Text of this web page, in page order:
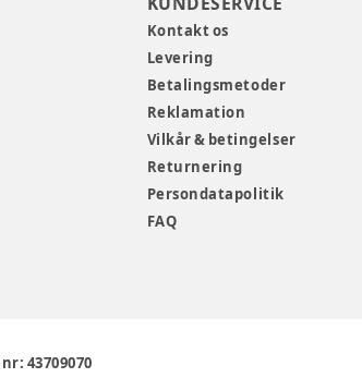
Kontakt os
Levering
Betalingsmetoder
Reklamation
Vilkår & betingelser
Returnering
Persondatapolitik
FAQ
nr: 43709070